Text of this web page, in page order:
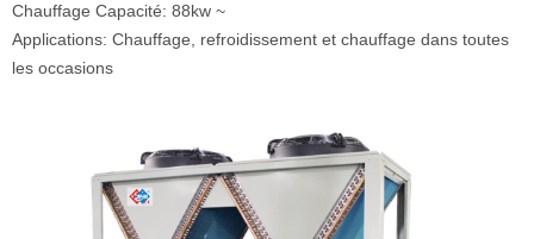
Chauffage Capacité: 88kw ~
Applications: Chauffage, refroidissement et chauffage dans toutes
les occasions